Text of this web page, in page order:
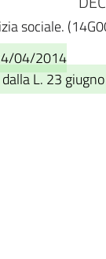
sociale.
04/2014
L. 23